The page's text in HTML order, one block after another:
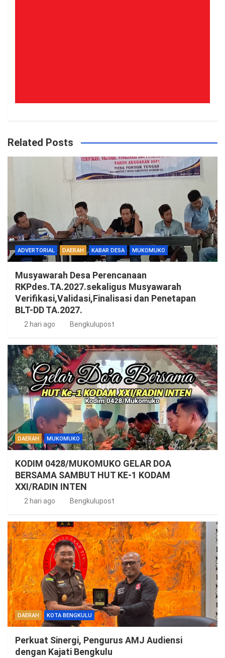
Related Posts
ADVERTORIAL DAERAH KABAR DESA MUKOMUKO
Musyawarah Desa Perencanaan
RKPdes.TA.2027.sekaligus Musyawarah
Verifikasi,Validasi,Finalisasi dan Penetapan
BLT-DD TA.2027.
2 hari ago Bengkulupost
DAERAH MUKOMUKO
KODIM 0428/MUKOMUKO GELAR DOA
BERSAMA SAMBUT HUT KE-1 KODAM
XXI/RADIN INTEN
2 hari ago Bengkulupost
DAERAH KOTA BENGKULU
Perkuat Sinergi, Pengurus AMJ Audiensi
dengan Kajati Bengkulu